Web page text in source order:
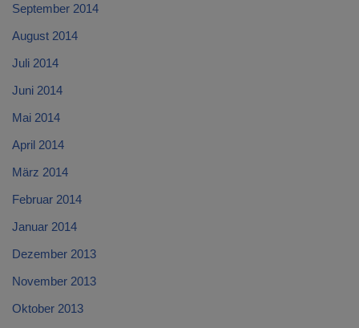
September 2014
August 2014
Juli 2014
Juni 2014
Mai 2014
April 2014
März 2014
Februar 2014
Januar 2014
Dezember 2013
November 2013
Oktober 2013